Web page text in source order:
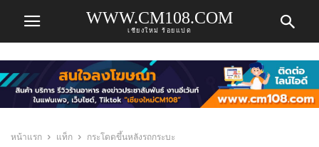
WWW.CM108.COM
เชียงใหม่ ร้อยแปด
หน้าแรก แท็ก กระโดดขึ้นหลังรถกระบะ